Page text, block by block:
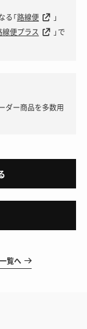
る「路線便
」
線便プラス
」で
ダー商品を多数用
覧へ